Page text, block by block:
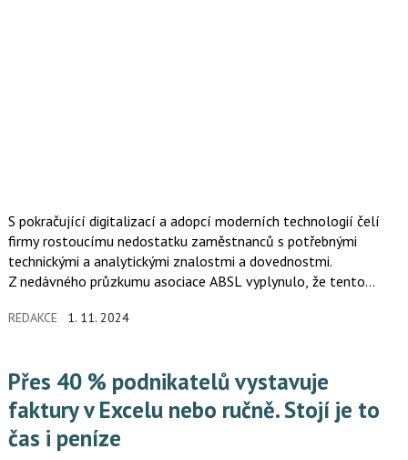
S pokračující digitalizací a adopcí moderních technologií čelí
firmy rostoucímu nedostatku zaměstnanců s potřebnými
technickými a analytickými znalostmi a dovednostmi.
Z nedávného průzkumu asociace ABSL vyplynulo, že tento
služeb. Nedostatečné vzdělávání v oblasti STEM na českých
REDAKCE 1. 11. 2024
Přes 40 % podnikatelů vystavuje
faktury v Excelu nebo ručně. Stojí je to
čas i peníze